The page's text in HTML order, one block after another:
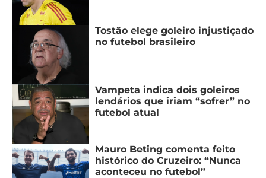
Tostão elege goleiro injustiçado
no futebol brasileiro
Vampeta indica dois goleiros
lendários que iriam “sofrer” no
futebol atual
Mauro Beting comenta feito
histórico do Cruzeiro: “Nunca
aconteceu no futebol”